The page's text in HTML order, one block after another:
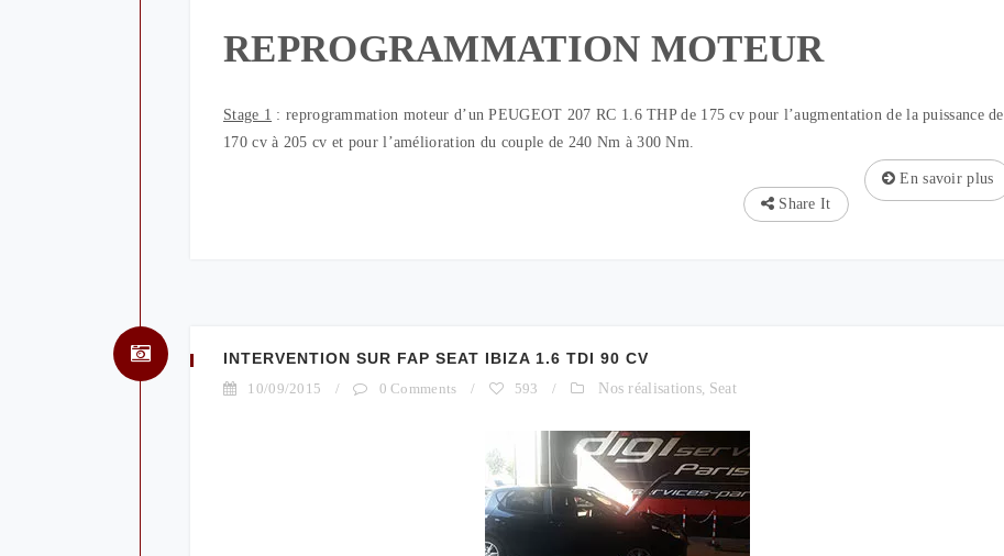
REPROGRAMMATION MOTEUR
Stage 1 : reprogrammation moteur d’un PEUGEOT 207 RC 1.6 THP de 175 cv pour l’augmentation de la puissance de
170 cv à 205 cv et pour l’amélioration du couple de 240 Nm à 300 Nm.
En savoir plus
Share It
INTERVENTION SUR FAP SEAT IBIZA 1.6 TDI 90 CV
10/09/2015 / 0 Comments / 593 / Nos réalisations, Seat